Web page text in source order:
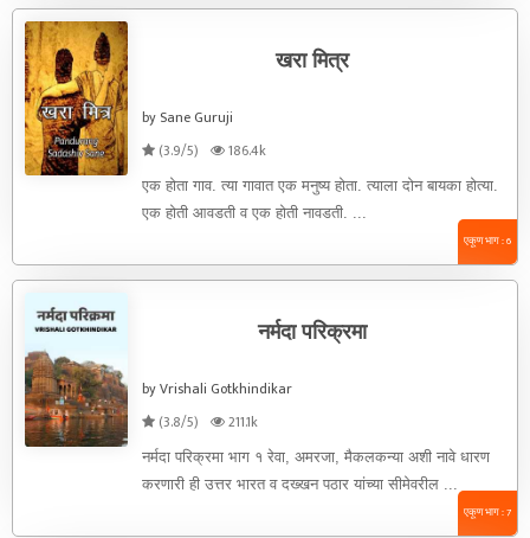
खरा मित्र
by Sane Guruji
(3.9/5)
186.4k
एक होता गाव. त्या गावात एक मनुष्य होता. त्याला दोन बायका होत्या.
एक होती आवडती व एक होती नावडती. ...
एकूण भाग : 6
नर्मदा परिक्रमा
by Vrishali Gotkhindikar
(3.8/5)
211.1k
नर्मदा परिक्रमा भाग १ रेवा, अमरजा, मैकलकन्या अशी नावे धारण
करणारी ही उत्तर भारत व दख्खन पठार यांच्या सीमेवरील ...
एकूण भाग : 7